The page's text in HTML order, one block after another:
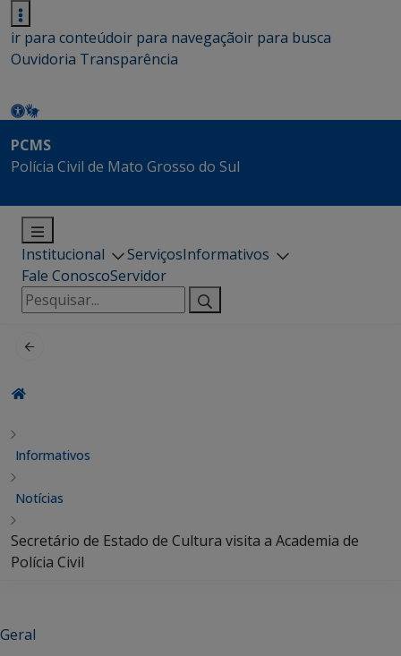
ir para conteúdoir para navegaçãoir para busca
Ouvidoria Transparência
PCMS
Polícia Civil de Mato Grosso do Sul
Institucional ServiçosInformativos
Fale ConoscoServidor
Pesquisar
por:
Informativos
Notícias
Secretário de Estado de Cultura visita a Academia de
Polícia Civil
Geral